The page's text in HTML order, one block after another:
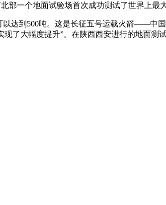
一个地面试验场首次成功测试了世界上最
达到500吨。这是长征五号运载火箭——中
了大幅度提升”。在陕西西安进行的地面测